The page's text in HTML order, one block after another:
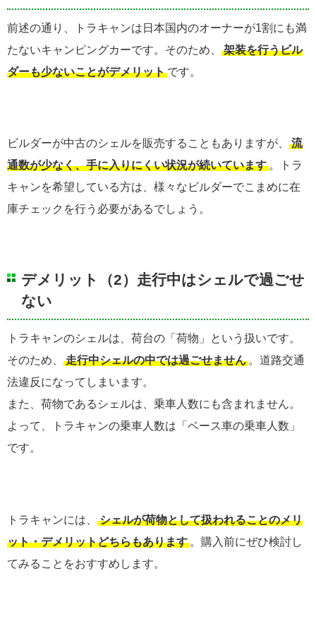
前述の通り、トラキャンは日本国内のオーナーが1割にも満
たないキャンピングカーです。そのため、
架装を行うビル
ダーも少ないことがデメリット です。
ビルダーが中古のシェルを販売することもありますが、
流
通数が少なく、手に入りにくい状況が続いています 。トラ
キャンを希望している方は、様々なビルダーでこまめに在
庫チェックを行う必要があるでしょう。
デメリット（2）走行中はシェルで過ごせ
ない
トラキャンのシェルは、荷台の「荷物」という扱いです。
そのため、
走行中シェルの中では過ごせません 。道路交通
法違反になってしまいます。
また、荷物であるシェルは、乗車人数にも含まれません。
よって、トラキャンの乗車人数は「ベース車の乗車人数」
です。
トラキャンには、
シェルが荷物として扱われることのメリ
ット・デメリットどちらもあります 。購入前にぜひ検討し
てみることをおすすめします。